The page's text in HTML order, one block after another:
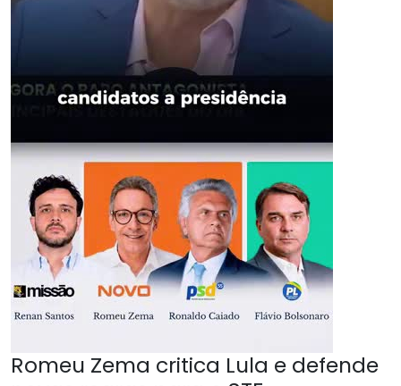
Romeu Zema critica Lula e defende